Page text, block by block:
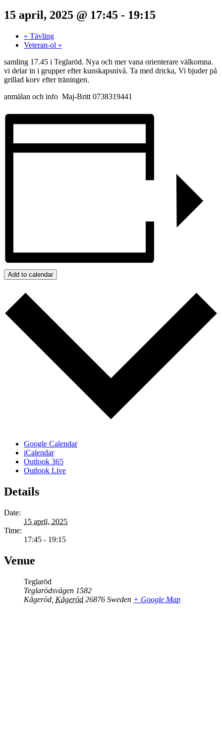
15 april, 2025 @ 17:45 - 19:15
« Tävling
Veteran-ol »
samling 17.45 i Teglaröd. Nya och mer vana orienterare välkomna.
vi delar in i grupper efter kunskapsnivå. Ta med dricka, Vi bjuder på
grillad korv efter träningen.
anmälan och info Maj-Britt 0738319441
Add to calendar
Google Calendar
iCalendar
Outlook 365
Outlook Live
Details
Date:
15 april, 2025
Time:
17:45 - 19:15
Venue
Teglaröd
Teglarödsvägen 1582
Kågeröd Kågeröd 26876 Sweden + Google Map